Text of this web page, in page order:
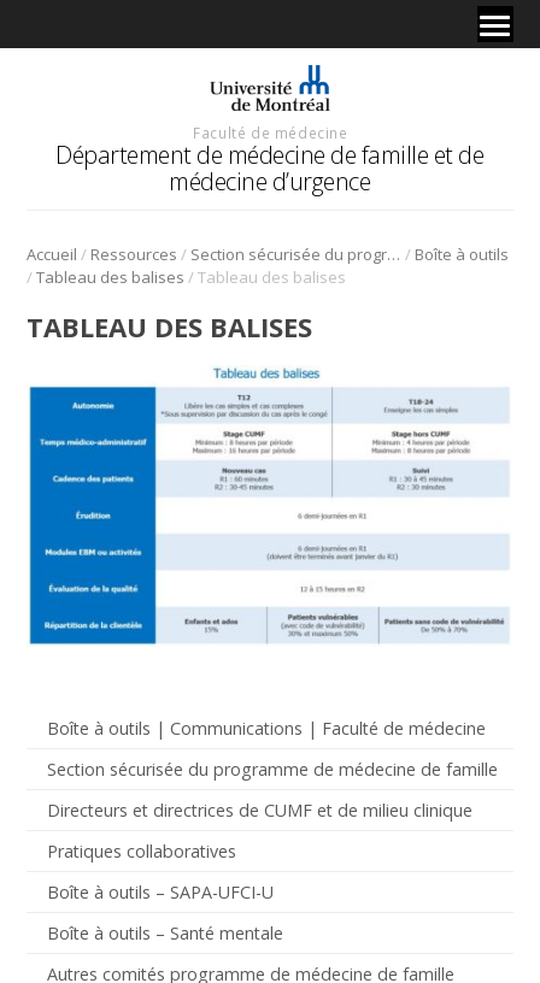
Faculté de médecine
Département de médecine de famille et de
médecine d’urgence
Accueil / Ressources / Section sécurisée du programme de médecine de famille / Boîte à outils
/Tableau des balises /Tableau des balises
Boîte à outils | Communications | Faculté de médecine
Section sécurisée du programme de médecine de famille
Directeurs et directrices de CUMF et de milieu clinique
Pratiques collaboratives
Boîte à outils – SAPA-UFCI-U
Boîte à outils – Santé mentale
Autres comités programme de médecine de famille
TABLEAU DES BALISES